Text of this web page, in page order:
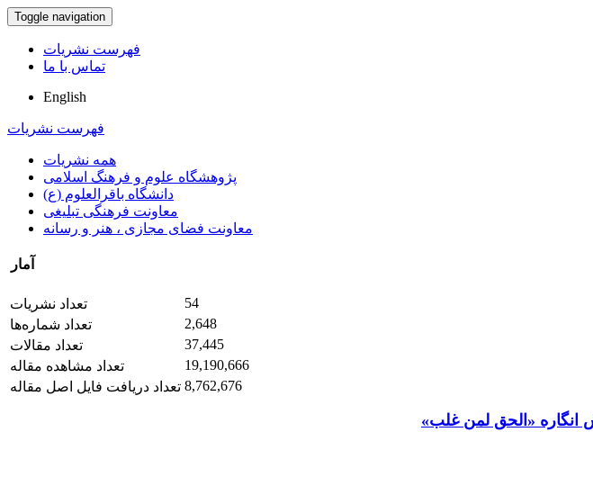
Toggle navigation
فهرست نشریات
تماس با ما
English
فهرست نشریات
همه نشریات
پژوهشگاه علوم و فرهنگ اسلامی
دانشگاه باقرالعلوم (ع)
معاونت فرهنگی تبلیغی
معاونت فضای مجازی ، هنر و رسانه
آمار
تعداد نشریات
54
تعداد شماره‌ها
2,648
تعداد مقالات
37,445
تعداد مشاهده مقاله
19,190,666
تعداد دریافت فایل اصل مقاله 8,762,676
«الحق لمن غلب»